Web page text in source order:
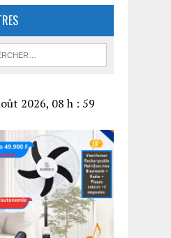
2026, 08 h : 59